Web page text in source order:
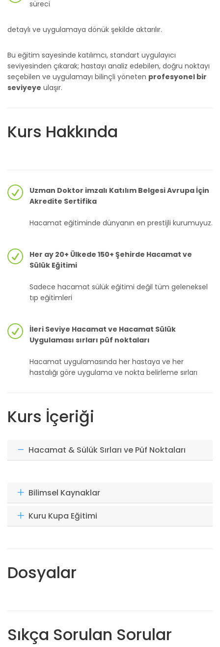
süreci
detaylı ve uygulamaya dönük şekilde aktarılır.
Bu eğitim sayesinde katılımcı, standart uygulayıcı
seviyesinden çıkarak; hastayı analiz edebilen, doğru noktayı
seçebilen ve uygulamayı bilinçli yöneten profesyonel bir
seviyeye ulaşır.
Kurs Hakkında
Uzman Doktor imzalı Katılım Belgesi Avrupa İçin
Akredite Sertifika
Hacamat eğitiminde dünyanın en prestijli kurumuyuz.
Her ay 20+ Ülkede 150+ Şehirde Hacamat ve
Sülük Eğitimi
Sadece hacamat sülük eğitimi değil tüm geleneksel
tıp eğitimleri
İleri Seviye Hacamat ve Hacamat Sülük
Uygulaması sırları püf noktaları
Hacamat uygulamasında her hastaya ve her
hastalığı göre uygulama ve nokta belirleme sırları
Kurs İçeriği
Hacamat & Sülük Sırları ve Püf Noktaları
Bilimsel Kaynaklar
Kuru Kupa Eğitimi
Dosyalar
Sıkça Sorulan Sorular